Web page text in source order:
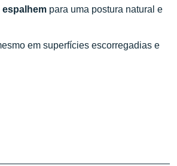
para uma postura natural e
em superfícies escorregadias e